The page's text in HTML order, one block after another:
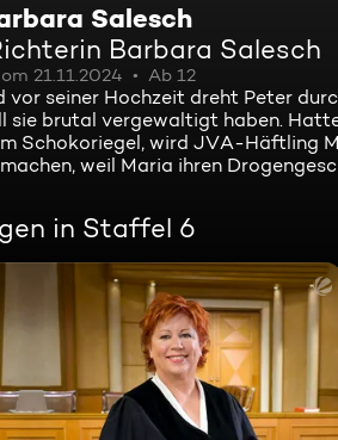
Salesch
Barbara Salesch
21.11.2024 Ab 12
vor seiner Hochzeit dreht Peter
brutal vergewaltigt haben.
Schokoriegel, wird JVA-Häftling
weil Maria ihren
in Staffel 6